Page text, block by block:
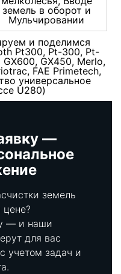
земель в оборот и
Мульчировании
и поделимся
Pt300, Pt-300, Pt-
GX450, Merlo,
FAE Primetech,
универсальное
U280)
—
земель
цене?
— и наши
для вас
учетом задач и